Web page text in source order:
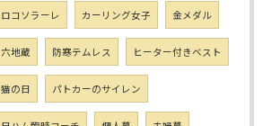
ロコソラーレ カーリング女子 金メダル
六地蔵 防寒テムレス ヒーター付きベスト
猫の日 パトカーのサイレン